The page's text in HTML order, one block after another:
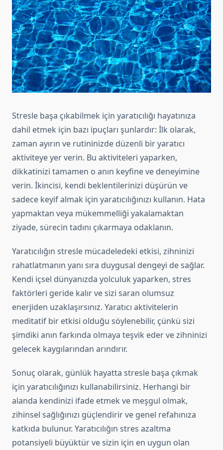
Stresle başa çıkabilmek için yaratıcılığı hayatınıza
dahil etmek için bazı ipuçları şunlardır: İlk olarak,
zaman ayırın ve rutininizde düzenli bir yaratıcı
aktiviteye yer verin. Bu aktiviteleri yaparken,
dikkatinizi tamamen o anın keyfine ve deneyimine
verin. İkincisi, kendi beklentilerinizi düşürün ve
sadece keyif almak için yaratıcılığınızı kullanın. Hata
yapmaktan veya mükemmelliği yakalamaktan
ziyade, sürecin tadını çıkarmaya odaklanın.
Yaratıcılığın stresle mücadeledeki etkisi, zihninizi
rahatlatmanın yanı sıra duygusal dengeyi de sağlar.
Kendi içsel dünyanızda yolculuk yaparken, stres
faktörleri geride kalır ve sizi saran olumsuz
enerjiden uzaklaşırsınız. Yaratıcı aktivitelerin
meditatif bir etkisi olduğu söylenebilir, çünkü sizi
şimdiki anın farkında olmaya teşvik eder ve zihninizi
gelecek kaygılarından arındırır.
Sonuç olarak, günlük hayatta stresle başa çıkmak
için yaratıcılığınızı kullanabilirsiniz. Herhangi bir
alanda kendinizi ifade etmek ve meşgul olmak,
zihinsel sağlığınızı güçlendirir ve genel refahınıza
katkıda bulunur. Yaratıcılığın stres azaltma
potansiyeli büyüktür ve sizin için en uygun olan